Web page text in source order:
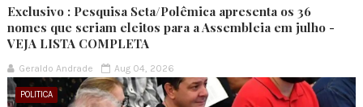
Exclusivo : Pesquisa Seta/Polêmica apresenta os 36
nomes que seriam eleitos para a Assembleia em julho -
VEJA LISTA COMPLETA
Geraldo Andrade Aug 04, 2026
POLITICA